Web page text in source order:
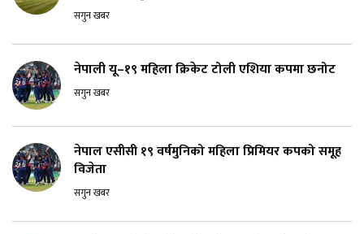
सगुन खबर
नेपाली यू–१९ महिला क्रिकेट टोली एशिया कपमा छनोट
सगुन खबर
नेपाल एसीसी १९ वर्षमुनिको महिला प्रिमियर कपको समूह
विजेता
सगुन खबर